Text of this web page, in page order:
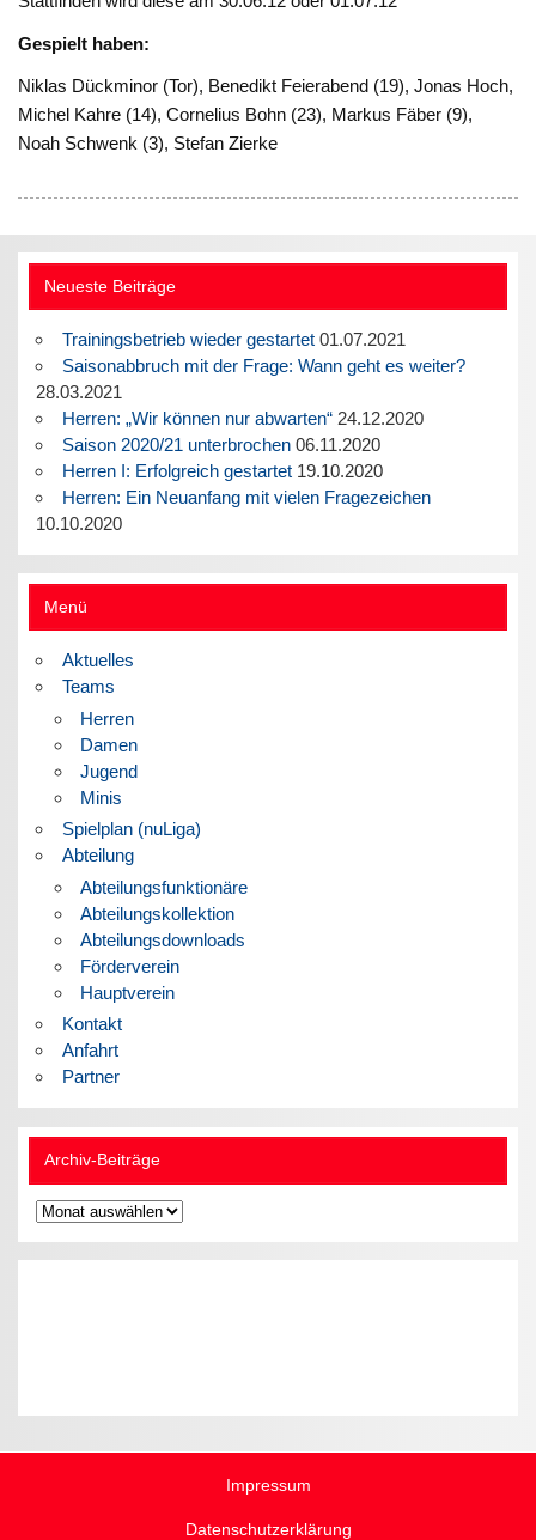
Gespielt haben:
Niklas Dückminor (Tor), Benedikt Feierabend (19), Jonas Hoch,
Michel Kahre (14), Cornelius Bohn (23), Markus Fäber (9),
Noah Schwenk (3), Stefan Zierke
Neueste Beiträge
Trainingsbetrieb wieder gestartet 01.07.2021
Saisonabbruch mit der Frage: Wann geht es weiter?
28.03.2021
Herren: „Wir können nur abwarten“ 24.12.2020
Saison 2020/21 unterbrochen 06.11.2020
Herren I: Erfolgreich gestartet 19.10.2020
Herren: Ein Neuanfang mit vielen Fragezeichen
10.10.2020
Menü
Aktuelles
Teams
Herren
Damen
Jugend
Minis
Spielplan (nuLiga)
Abteilung
Abteilungsfunktionäre
Abteilungskollektion
Abteilungsdownloads
Förderverein
Hauptverein
Kontakt
Anfahrt
Partner
Archiv-Beiträge
Archiv-
Beiträge
Impressum
Datenschutzerklärung